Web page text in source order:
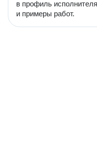
в профиль
и примеры работ.